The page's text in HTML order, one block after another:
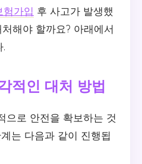
험가입 후 사고가 발생했
해야 할까요? 아래에서
.
적인 대처 방법
으로 안전을 확보하는 것
는 다음과 같이 진행됩